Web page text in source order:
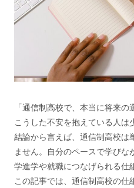
「通信制高校で、本当に将来
こうした不安を抱えている人は
結論から言えば、通信制高校は
ません。自分のペースで学び
学進学や就職につなげられる仕
この記事では、通信制高校の仕